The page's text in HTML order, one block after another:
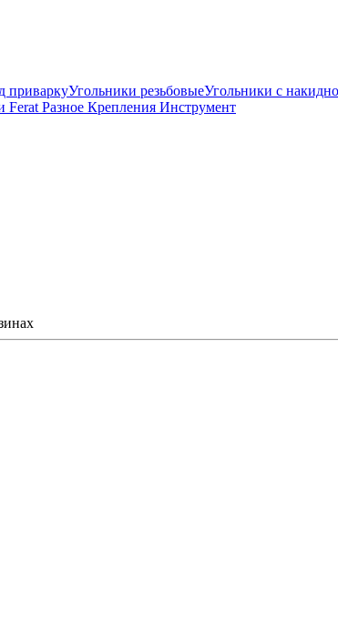
приваркуУгольники резьбовыеУгольники с
Ferat Разное Крепления Инструмент